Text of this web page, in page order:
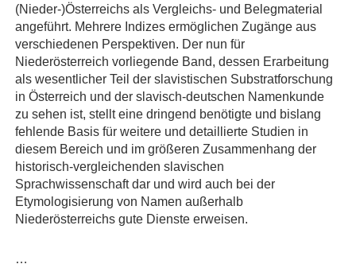
(Nieder-)Österreichs als Vergleichs- und Belegmaterial
angeführt. Mehrere Indizes ermöglichen Zugänge aus
verschiedenen Perspektiven. Der nun für
Niederösterreich vorliegende Band, dessen Erarbeitung
als wesentlicher Teil der slavistischen Substratforschung
in Österreich und der slavisch-deutschen Namenkunde
zu sehen ist, stellt eine dringend benötigte und bislang
fehlende Basis für weitere und detaillierte Studien in
diesem Bereich und im größeren Zusammenhang der
historisch-vergleichenden slavischen
Sprachwissenschaft dar und wird auch bei der
Etymologisierung von Namen außerhalb
Niederösterreichs gute Dienste erweisen.
…